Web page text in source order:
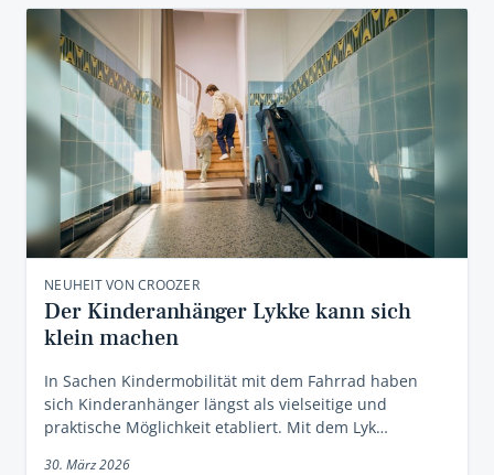
NEUHEIT VON CROOZER
Der Kinderanhänger Lykke kann sich
klein machen
In Sachen Kindermobilität mit dem Fahrrad haben
sich Kinderanhänger längst als vielseitige und
praktische Möglichkeit etabliert. Mit dem Lyk…
30. März 2026